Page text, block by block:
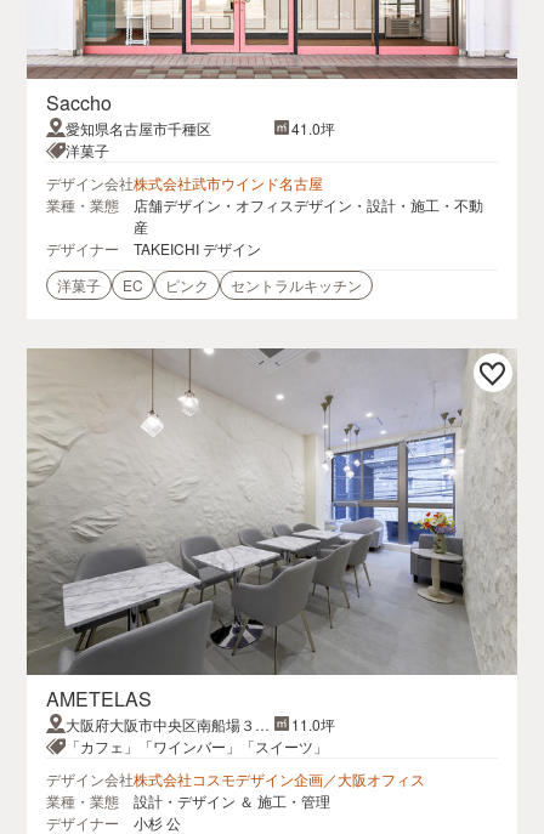
Saccho
愛知県名古屋市千種区
41.0坪
洋菓子
デザイン会社株式会社武市ウインド名古屋
業種・業態
店舗デザイン・オフィスデザイン・設計・施工・不動
産
デザイナー
TAKEICHI デザイン
洋菓子
EC ピンク セントラルキッチン
AMETELAS
大阪府大阪市中央区南船場３丁
目６−５GROOVE南船場BLDG
11.0坪
「カフェ」「ワインバー」「スイーツ」
デザイン会社株式会社コスモデザイン企画／大阪オフィス
業種・業態
設計・デザイン ＆ 施工・管理
デザイナー
小杉 公